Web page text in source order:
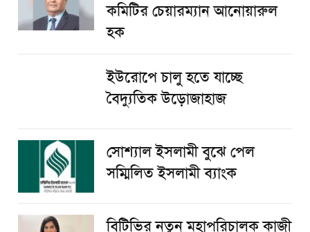
কমিটির চেয়ারম্যান আনোয়ারুল
হক
ইউরোপে চালু হতে যাচ্ছে
বৈদ্যুতিক উড়োজাহাজ
সোশ্যাল ইসলামী বুঝে পেল
সম্মিলিত ইসলামী ব্যাংক
বিটিভির নতুন মহাপরিচালক কাজী